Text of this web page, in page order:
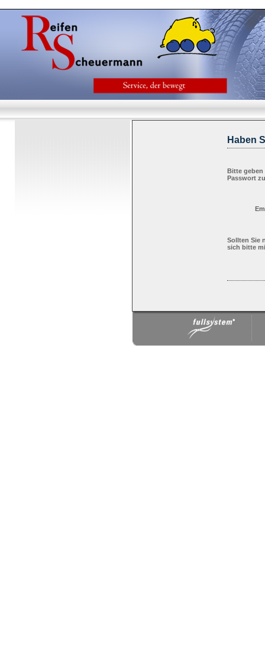
Haben
Bitte geben
Passwort
Sollten Sie
sich bitte